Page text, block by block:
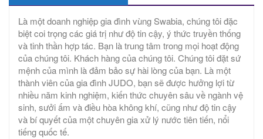
Là một doanh nghiệp gia đình vùng Swabia, chúng tôi đặc
biệt coi trọng các giá trị như độ tin cậy, ý thức truyền thống
và tinh thần hợp tác. Bạn là trung tâm trong mọi hoạt động
của chúng tôi. Khách hàng của chúng tôi. Chúng tôi đặt sứ
mệnh của mình là đảm bảo sự hài lòng của bạn. Là một
thành viên của gia đình JUDO, bạn sẽ được hưởng lợi từ
nhiều năm kinh nghiệm, kiến ​​thức chuyên sâu về ngành vệ
sinh, sưởi ấm và điều hòa không khí, cũng như độ tin cậy
và bí quyết của một chuyên gia xử lý nước tiên tiến, nổi
tiếng quốc tế.